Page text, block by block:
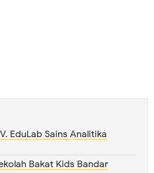
EduLab Sains Analitika
Bakat Kids Bandar